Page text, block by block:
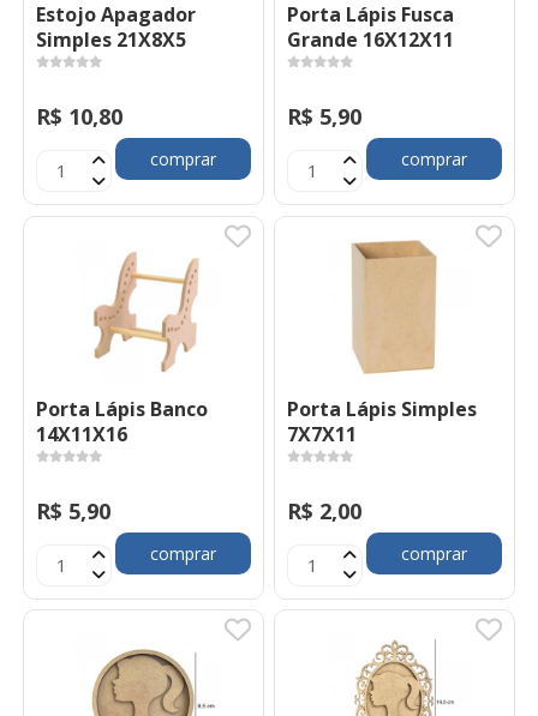
Estojo Apagador
Simples 21X8X5
R$ 10,80
comprar
Porta Lápis Fusca
Grande 16X12X11
R$ 5,90
comprar
Porta Lápis Banco
14X11X16
R$ 5,90
comprar
Porta Lápis Simples
7X7X11
R$ 2,00
comprar